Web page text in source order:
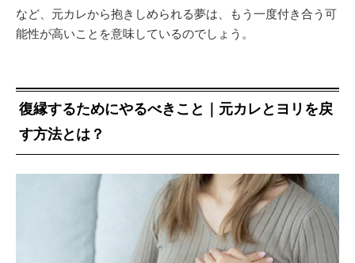
など、元カレから抱きしめられる夢は、もう一度付き合う可
能性が高いことを意味しているのでしょう。
復縁するためにやるべきこと｜元カレとヨリを戻
す方法とは？